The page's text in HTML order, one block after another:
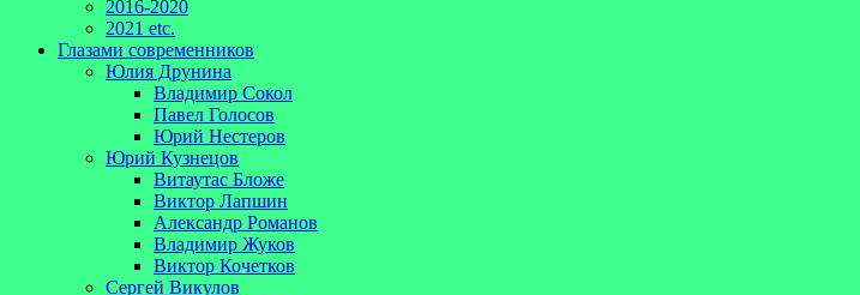
2016-2020
2021 etc.
Глазами современников
Юлия Друнина
Владимир Сокол
Павел Голосов
Юрий Нестеров
Юрий Кузнецов
Витаутас Бложе
Виктор Лапшин
Александр Романов
Владимир Жуков
Виктор Кочетков
Сергей Викулов